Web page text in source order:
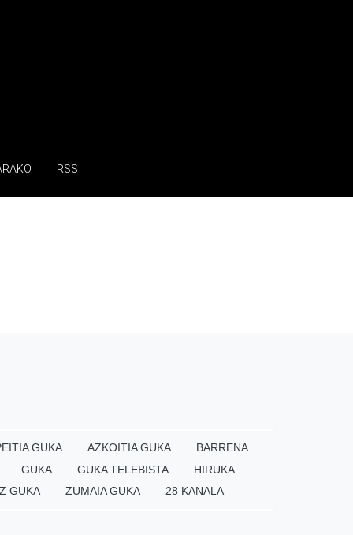
RSS
GUKA AZKOITIA GUKA
BARRENA
GUKA GUKA TELEBISTA
HIRUKA
GUKA ZUMAIA GUKA 28 KANALA